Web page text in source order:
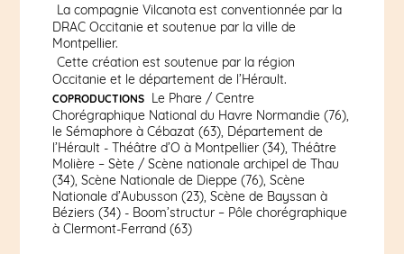
La compagnie Vilcanota est conventionnée par la
DRAC Occitanie et soutenue par la ville de
Montpellier.
Cette création est soutenue par la région
Occitanie et le département de l’Hérault.
COPRODUCTIONS Le Phare / Centre
Chorégraphique National du Havre Normandie (76),
le Sémaphore à Cébazat (63), Département de
l’Hérault - Théâtre d’O à Montpellier (34), Théâtre
Molière – Sète / Scène nationale archipel de Thau
(34), Scène Nationale de Dieppe (76), Scène
Nationale d’Aubusson (23), Scène de Bayssan à
Béziers (34) - Boom’structur – Pôle chorégraphique
à Clermont-Ferrand (63)